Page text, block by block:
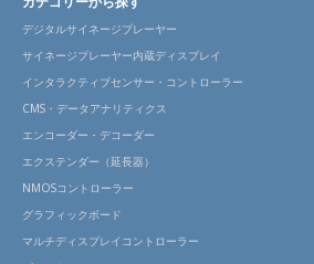
デジタルサイネージプレーヤー
サイネージプレーヤー内蔵ディスプレイ
インタラクティブセンサー・コントローラー
CMS・データアナリティクス
エンコーダー・デコーダー
エクステンダー（延長器）
NMOSコントローラー
グラフィックボード
マルチディスプレイコントローラー